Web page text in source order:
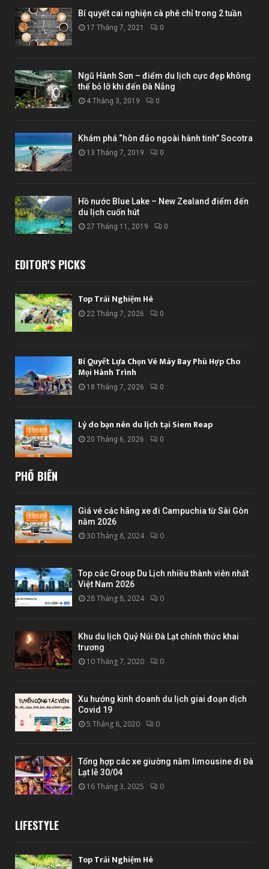
Bí quyết cai nghiện cà phê chỉ trong 2 tuần
17 Tháng 7, 2021 0
Ngũ Hành Sơn – điểm du lịch cực đẹp không
thể bỏ lỡ khi đến Đà Nẵng
4 Tháng 3, 2019 0
Khám phá “hòn đảo ngoài hành tinh” Socotra
13 Tháng 7, 2019 0
Hồ nước Blue Lake – New Zealand điểm đến
du lịch cuốn hút
27 Tháng 11, 2019 0
EDITOR'S PICKS
Top Trải Nghiệm Hè
22 Tháng 7, 2026 0
Bí Quyết Lựa Chọn Vé Máy Bay Phù Hợp Cho
Mọi Hành Trình
18 Tháng 7, 2026 0
Lý do bạn nên du lịch tại Siem Reap
20 Tháng 6, 2026 0
PHỔ BIẾN
Giá vé các hãng xe đi Campuchia từ Sài Gòn
năm 2026
30 Tháng 8, 2024 0
Top các Group Du Lịch nhiều thành viên nhất
Việt Nam 2026
28 Tháng 8, 2024 0
Khu du lịch Quỷ Núi Đà Lạt chính thức khai
trương
10 Tháng 7, 2020 0
Xu hướng kinh doanh du lịch giai đoạn dịch
Covid 19
5 Tháng 8, 2020 0
Tổng hợp các xe giường nằm limousine đi Đà
Lạt lễ 30/04
16 Tháng 3, 2025 0
LIFESTYLE
Top Trải Nghiệm Hè